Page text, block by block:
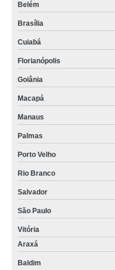
Belém
Brasília
Cuiabá
Florianópolis
Goiânia
Macapá
Manaus
Palmas
Porto Velho
Rio Branco
Salvador
São Paulo
Vitória
Araxá
Baldim